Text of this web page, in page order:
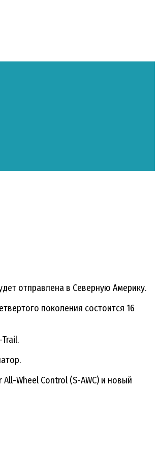
отправлена в Северную Америку.
поколения состоится 16
Wheel Control (S-AWC) и новый